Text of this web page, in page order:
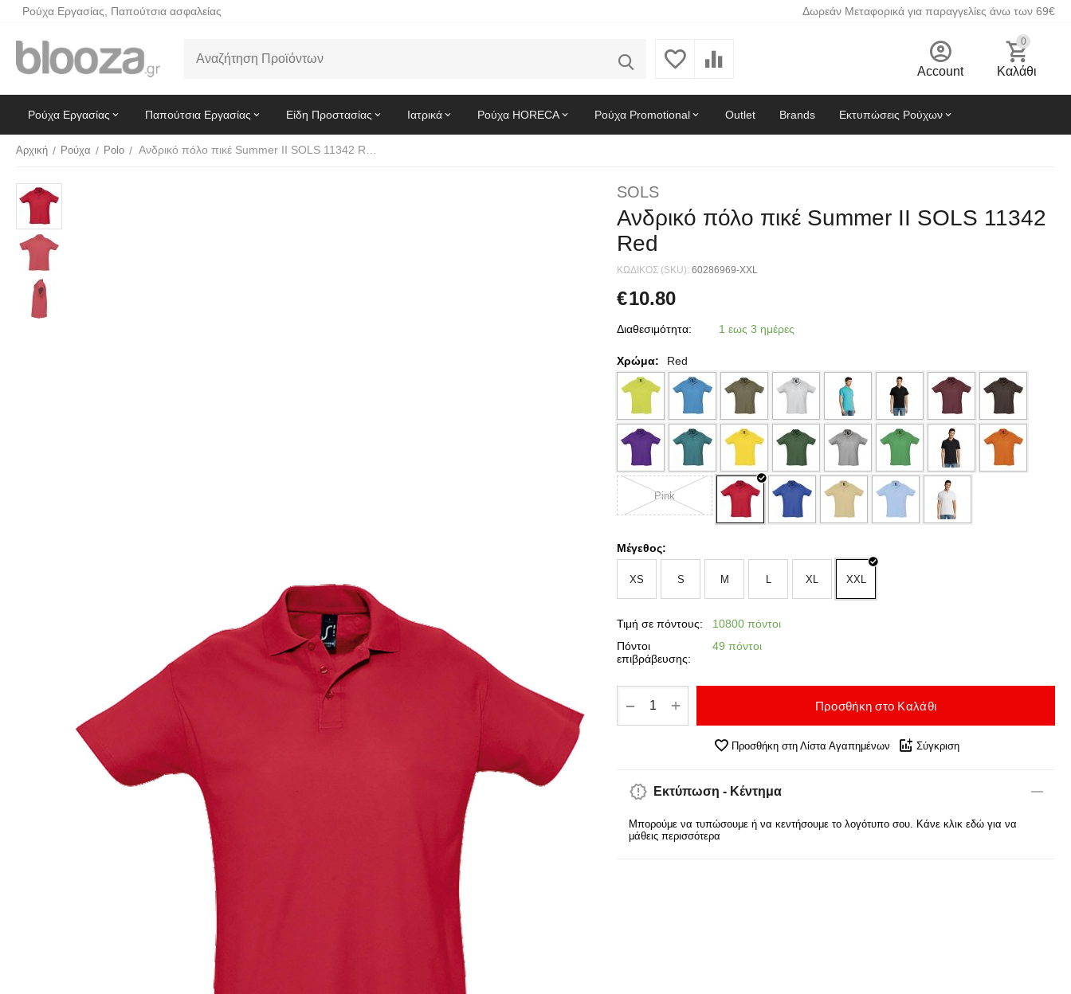
Ρούχα Εργασίας, Παπούτσια ασφαλείας Δωρεάν Μεταφορικά για παραγγελίες άνω των 69€
Account
0
Καλάθι
Ρούχα Εργασίας Παπούτσια Εργασίας Είδη Προστασίας Ιατρικά Ρούχα HORECA Ρούχα Promotional Outlet Brands Εκτυπώσεις Ρούχων
Αρχική / Ρούχα / Polo /
SOLS
Ανδρικό πόλο πικέ Summer II SOLS 11342
Red
ΚΩΔΙΚΟΣ (SKU): 60286969-XXL
€10.80
Διαθεσιμότητα: 1 εως 3 ημέρες
Χρώμα: Red
Pink
Μέγεθος:
XS S M L XL XXL
Τιμή σε πόντους:
10800 πόντοι
Πόντοι
επιβράβευσης:
49 πόντοι
+
− Προσθήκη στο Καλάθι
Προσθήκη στη Λίστα Αγαπημένων Σύγκριση
Εκτύπωση - Κέντημα
Μπορούμε να τυπώσουμε ή να κεντήσουμε το λογότυπο σου. Κάνε κλικ εδώ για να
μάθεις περισσότερα